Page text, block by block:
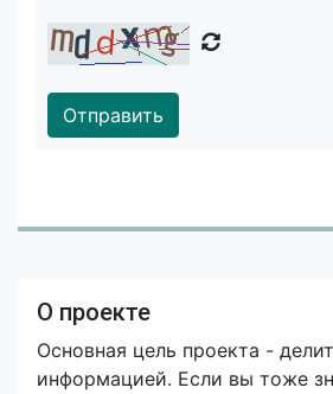
Отправить
О проекте
Основная цель проекта -
информацией. Если вы тоже